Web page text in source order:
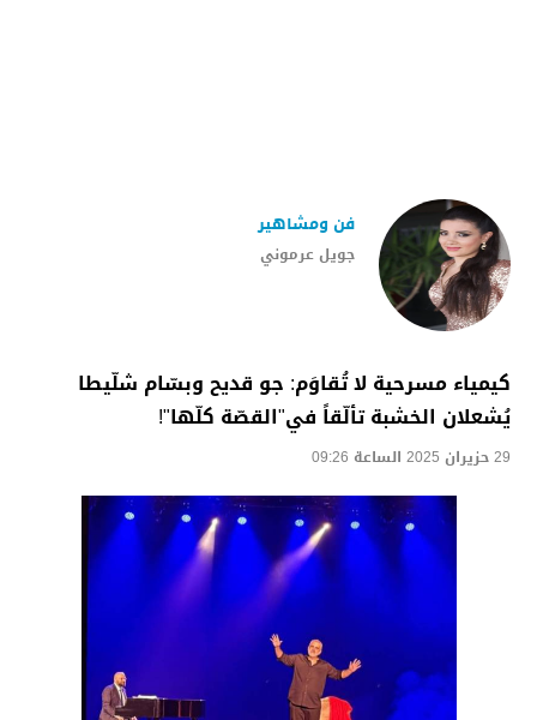
جويل عرموني
فن ومشاهير
كيمياء مسرحية لا تُقاوَم: جو قديح وبسّام شلّيطا
يُشعلان الخشبة تألّقاً في"القصّة كلّها"!
29 حزيران 2025 الساعة 09:26